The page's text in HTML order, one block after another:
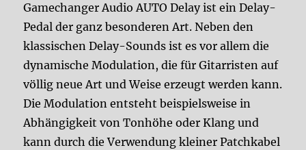
Gamechanger Audio AUTO Delay ist ein Delay-
Pedal der ganz besonderen Art. Neben den
klassischen Delay-Sounds ist es vor allem die
dynamische Modulation, die für Gitarristen auf
völlig neue Art und Weise erzeugt werden kann.
Die Modulation entsteht beispielsweise in
Abhängigkeit von Tonhöhe oder Klang und
kann durch die Verwendung kleiner Patchkabel